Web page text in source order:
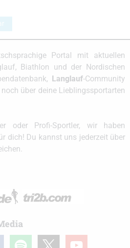
Portal mit aktuellen
Biathlon und der Nordischen
Langlauf-Community
über deine Lieblingssportarten
oder Profi-Sportler, wir haben
dich! Du kannst uns jederzeit über
spotify youtube